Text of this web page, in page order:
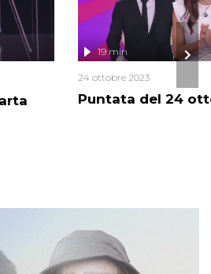
Puntata del 24
19 min
24 ottobre 2023